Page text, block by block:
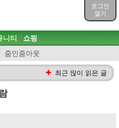
로그인
열기
니티
줌인줌아웃
쇼핑
최근 많이 읽은 글